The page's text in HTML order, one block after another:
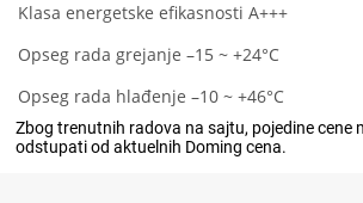
Klasa energetske efikasnosti A+++
Opseg rada grejanje–15 ~ +24°C
Opseg rada hlađenje–10 ~ +46°C